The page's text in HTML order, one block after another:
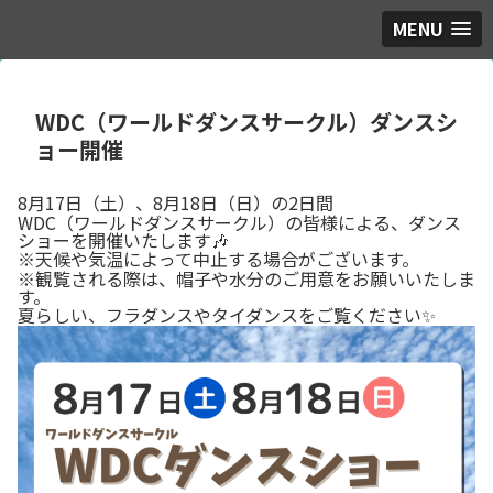
MENU
WDC（ワールドダンスサークル）ダンスシ
ョー開催
8月17日（土）、8月18日（日）の2日間
WDC（ワールドダンスサークル）の皆様による、ダンス
ショーを開催いたします🎶
※天候や気温によって中止する場合がございます。
※観覧される際は、帽子や水分のご用意をお願いいたしま
す。
夏らしい、フラダンスやタイダンスをご覧ください✨